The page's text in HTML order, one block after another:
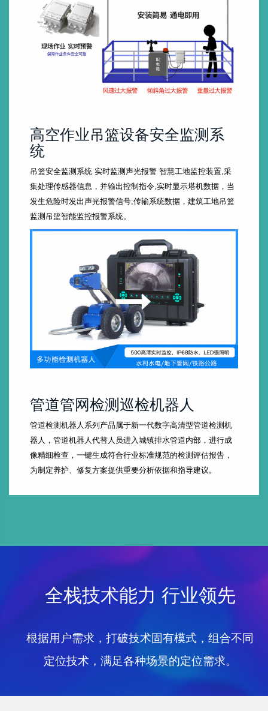
高空作业吊篮设备安全监测系
统
吊篮安全监测系统 实时监测声光报警 智慧工地监控装置,采
集处理传感器信息，并输出控制指令,实时显示塔机数据，当
发生危险时发出声光报警信号;传输系统数据，建筑工地吊篮
监测吊篮智能监控报警系统。
管道管网检测巡检机器人
管道检测机器人系列产品属于新一代数字高清型管道检测机
器人，管道机器人代替人员进入城镇排水管道内部，进行成
像精细检查，一键生成符合行业标准规范的检测评估报告，
为制定养护、修复方案提供重要分析依据和指导建议。
全栈技术能力 行业领先
根据用户需求，打破技术固有模式，组合不同
定位技术，满足各种场景的定位需求。